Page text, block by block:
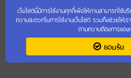
เว็บไซต์นี้มีการใช้งานคุกกี้เพื่อให้ท่านสามารถใช้บ
ความสะดวกในการใช้งานเว็บไซต์ รวมถึงช่วยให้เ
ตามความต้องการของ
ยอมรับ